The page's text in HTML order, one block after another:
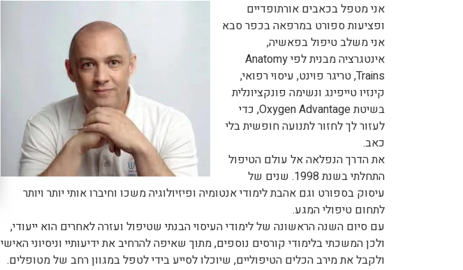
אני מטפל בכאבים אורתופדיים
ופציעות ספורט במרפאה בכפר סבא
אני משלב טיפול בפאשיה,
אינטגרציה מבנית לפי Anatomy
Trains, טריגר פוינט, עיסוי רפואי,
קינזיו טייפינג ונשימה פונקציונלית
בשיטת Oxygen Advantage, כדי
לעזור לך לחזור לתנועה חופשית בלי
כאב.
את הדרך הנפלאה אל עולם הטיפול
התחלתי בשנת 1998. שנים של
עיסוק בספורט וגם אהבת לימודי אנטומיה ופיזיולוגיה משכו וחיברו אותי יותר ויותר
לתחום טיפולי המגע.
עם סיום השנה הראשונה של לימודי העיסוי הבנתי שטיפול ועזרה לאחרים הוא ייעודי,
ולכן המשכתי בלימודי קורסים נוספים, מתוך שאיפה להרחיב את ידיעותיי וניסיוני האישי
ולקבל את מירב הכלים הטיפוליים, שיוכלו לסייע בידי לטפל במגוון רחב של מטופלים.